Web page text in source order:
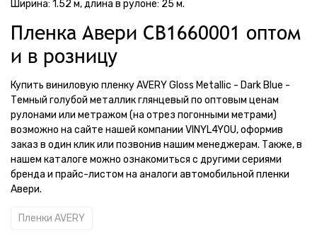
Ширина: 1.52 м, длина в рулоне: 25 м.
Пленка Авери CB1660001 оптом
и в розницу
Купить виниловую пленку AVERY Gloss Metallic - Dark Blue -
Темный голубой металлик глянцевый по оптовым ценам
рулонами или метражом (на отрез погонными метрами)
возможно на сайте нашей компании VINYL4YOU, оформив
заказ в один клик или позвонив нашим менеджерам. Также, в
нашем каталоге можно ознакомиться с другими сериями
бренда и прайс-листом на аналоги автомобильной пленки
Авери.
Пленки AVERY